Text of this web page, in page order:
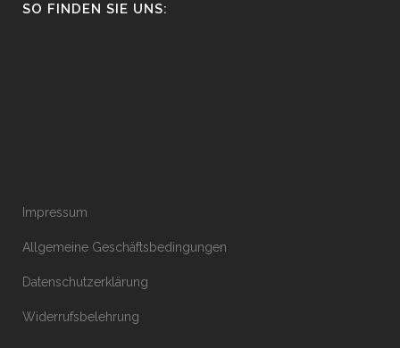
SO FINDEN SIE UNS:
Impressum
Allgemeine Geschäftsbedingungen
Datenschutzerklärung
Widerrufsbelehrung